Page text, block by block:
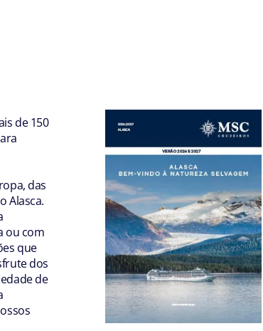
de 150
das
Alasca.
ou com
que
dos
de